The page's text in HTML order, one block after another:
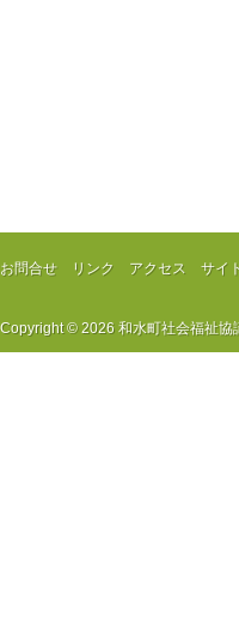
お問合せ リンク アクセス サイ
Copyright © 2026 和水町社会福祉協